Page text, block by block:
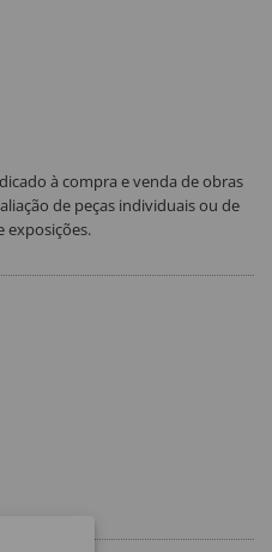
à compra e venda de obras
de peças individuais ou de
exposições.